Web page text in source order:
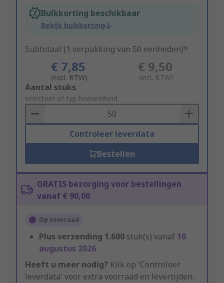
Bulkkorting beschikbaar
Bekijk bulkkorting
Subtotaal (1 verpakking van 50 eenheden)*
€ 7,85
(excl. BTW)
€ 9,50
(incl. BTW)
Add
to
Basket
Aantal stuks
selecteer of typ hoeveelheid
Controleer leverdata
Bestellen
GRATIS bezorging voor bestellingen
vanaf € 90,00
Op voorraad
Plus verzending 1.600 stuk(s) vanaf 10
augustus 2026
Heeft u meer nodig? Klik op 'Controleer
leverdata' voor extra voorraad en levertijden.